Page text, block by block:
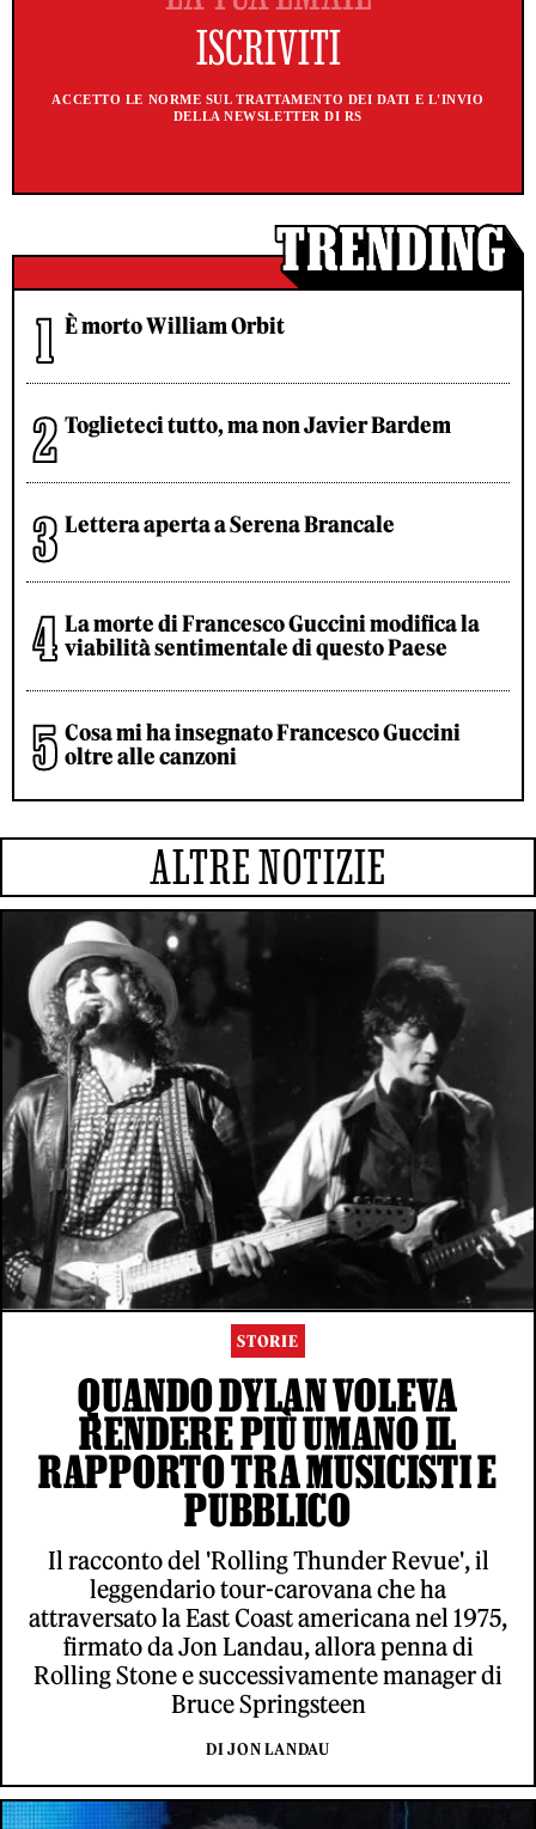
ACCETTO LE NORME SUL TRATTAMENTO DEI DATI E L'INVIO
DELLA NEWSLETTER DI RS
È morto William Orbit
Toglieteci tutto, ma non Javier Bardem
Lettera aperta a Serena Brancale
La morte di Francesco Guccini modifica la
viabilità sentimentale di questo Paese
Cosa mi ha insegnato Francesco Guccini
oltre alle canzoni
ALTRE NOTIZIE
STORIE
QUANDO DYLAN VOLEVA
RENDERE PIÙ UMANO IL
RAPPORTO TRA MUSICISTI E
PUBBLICO
Il racconto del 'Rolling Thunder Revue', il
leggendario tour-carovana che ha
attraversato la East Coast americana nel 1975,
firmato da Jon Landau, allora penna di
Rolling Stone e successivamente manager di
Bruce Springsteen
DI JON LANDAU